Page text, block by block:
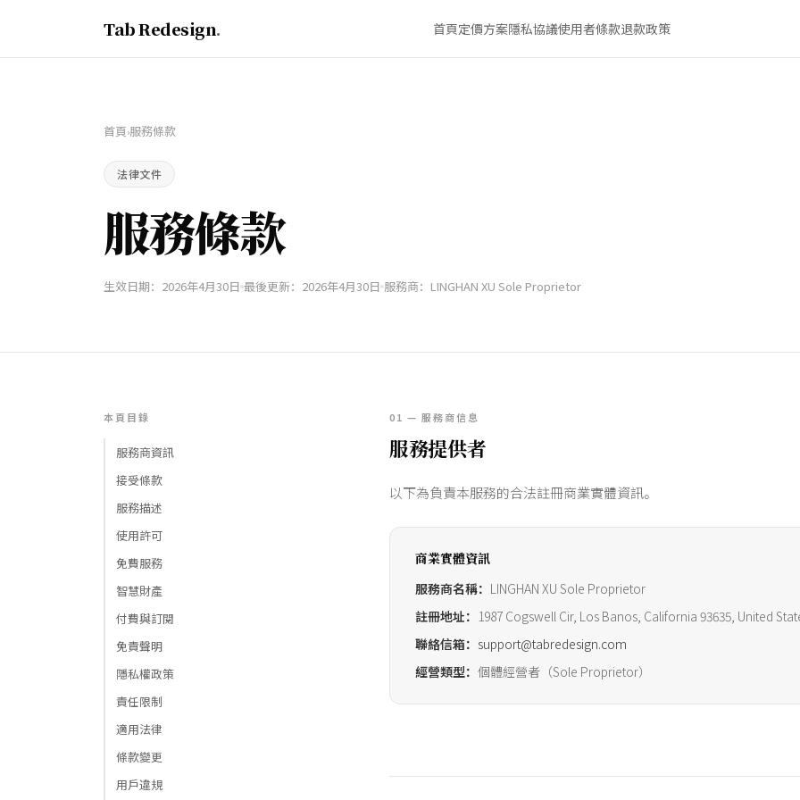
Tab Redesign. 首頁定價方案隱私協議使用者條款退款政策
首頁›服務條款
法律文件
服務條款
生效日期：2026年4月30日 最後更新：2026年4月30日 服務商：LINGHAN XU Sole Proprietor
本頁目錄
服務商資訊
接受條款
服務描述
使用許可
免費服務
智慧財產
付費與訂閱
免責聲明
隱私權政策
責任限制
適用法律
條款變更
用戶違規
01 — 服務商信息
服務提供者
以下為負責本服務的合法註冊商業實體資訊。
商業實體資訊
服務商名稱： LINGHAN XU Sole Proprietor
註冊地址： 1987 Cogswell Cir, Los Banos, California 93635, United
聯絡信箱： support@tabredesign.com
經營類型： 個體經營者（Sole Proprietor）